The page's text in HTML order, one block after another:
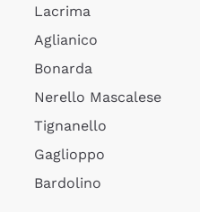
Lacrima
Aglianico
Bonarda
Nerello Mascalese
Tignanello
Gaglioppo
Bardolino